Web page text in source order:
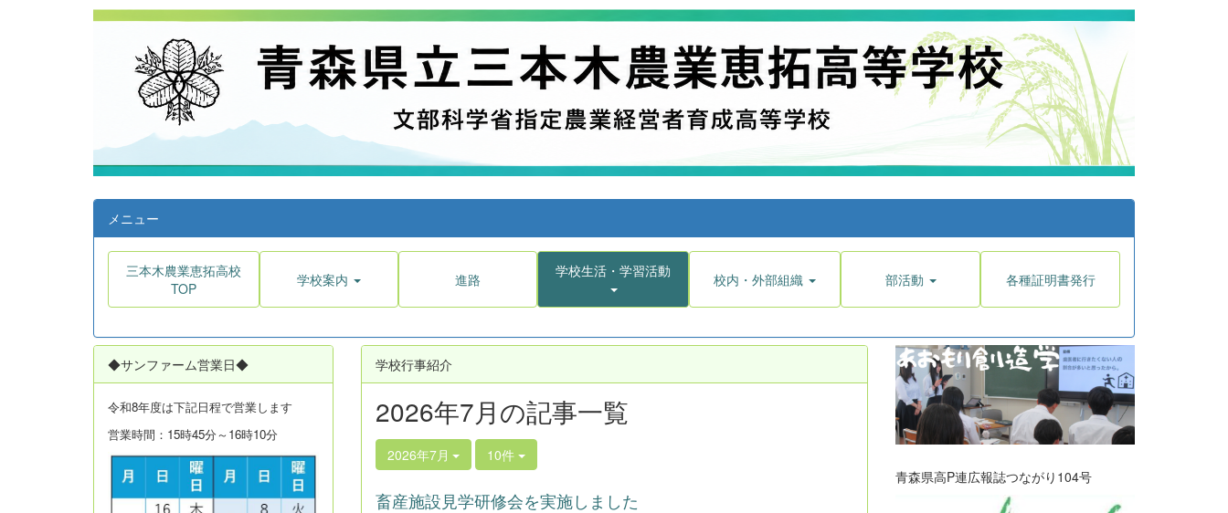
メニュー
三本木農業恵拓高校
TOP
学校案内 進路 学校生活・学習活動 校内・外部組織 部活動 各種証明書発行
学校行事紹介
2026年7月の記事一覧
2026年7月 10件
畜産施設見学研修会を実施しました
◆サンファーム営業日◆
令和8年度は下記日程で営業します
営業時間：15時45分～16時10分
青森県高P連広報誌つながり104号